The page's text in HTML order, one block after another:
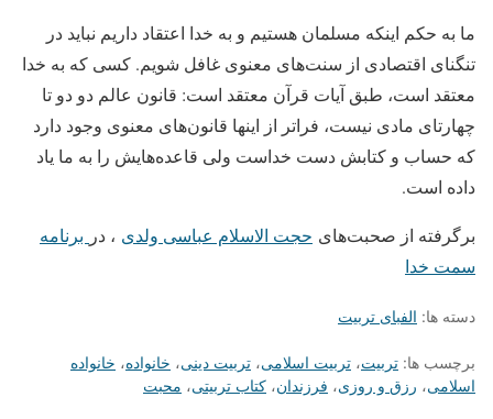
ما به حکم اینکه مسلمان هستیم و به خدا اعتقاد داریم نباید در
تنگنای اقتصادی از سنت‌های معنوی غافل شویم. کسی که به خدا
معتقد است، طبق آیات قرآن معتقد است: قانون عالم دو دو تا
چهارتای مادی نیست، فراتر از اینها قانون‌های معنوی وجود دارد
که حساب و کتابش دست خداست ولی قاعده‌هایش را به ما یاد
داده است.
برگرفته از صحبت‌های حجت الاسلام عباسی ولدی ، در برنامه
سمت خدا
دسته ها: الفبای تربیت
برچسب ها: تربیت، تربیت اسلامی، تربیت دینی، خانواده، خانواده
اسلامی، رزق و روزی، فرزندان، کتاب تربیتی، محبت